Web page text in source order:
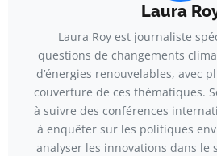
Laura
Laura Roy est journaliste
questions de changements
d’énergies renouvelables, avec
couverture de ces thématiques.
à suivre des conférences
à enquêter sur les politiques
analyser les innovations dans le